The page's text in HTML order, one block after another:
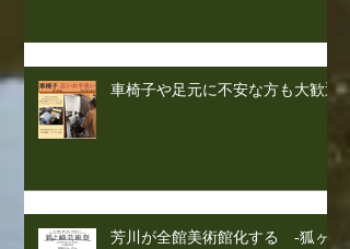
車椅子や足元に不安な方も大歓迎
芳川が全館美術館化する -狐ヶ